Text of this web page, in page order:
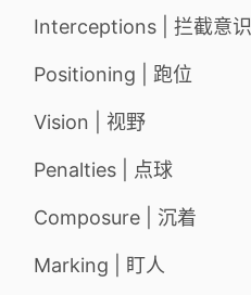
Interceptions | 拦截意识
Positioning | 跑位
Vision | 视野
Penalties | 点球
Composure | 沉着
Marking | 盯人